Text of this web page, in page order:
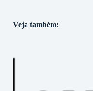
Veja também: